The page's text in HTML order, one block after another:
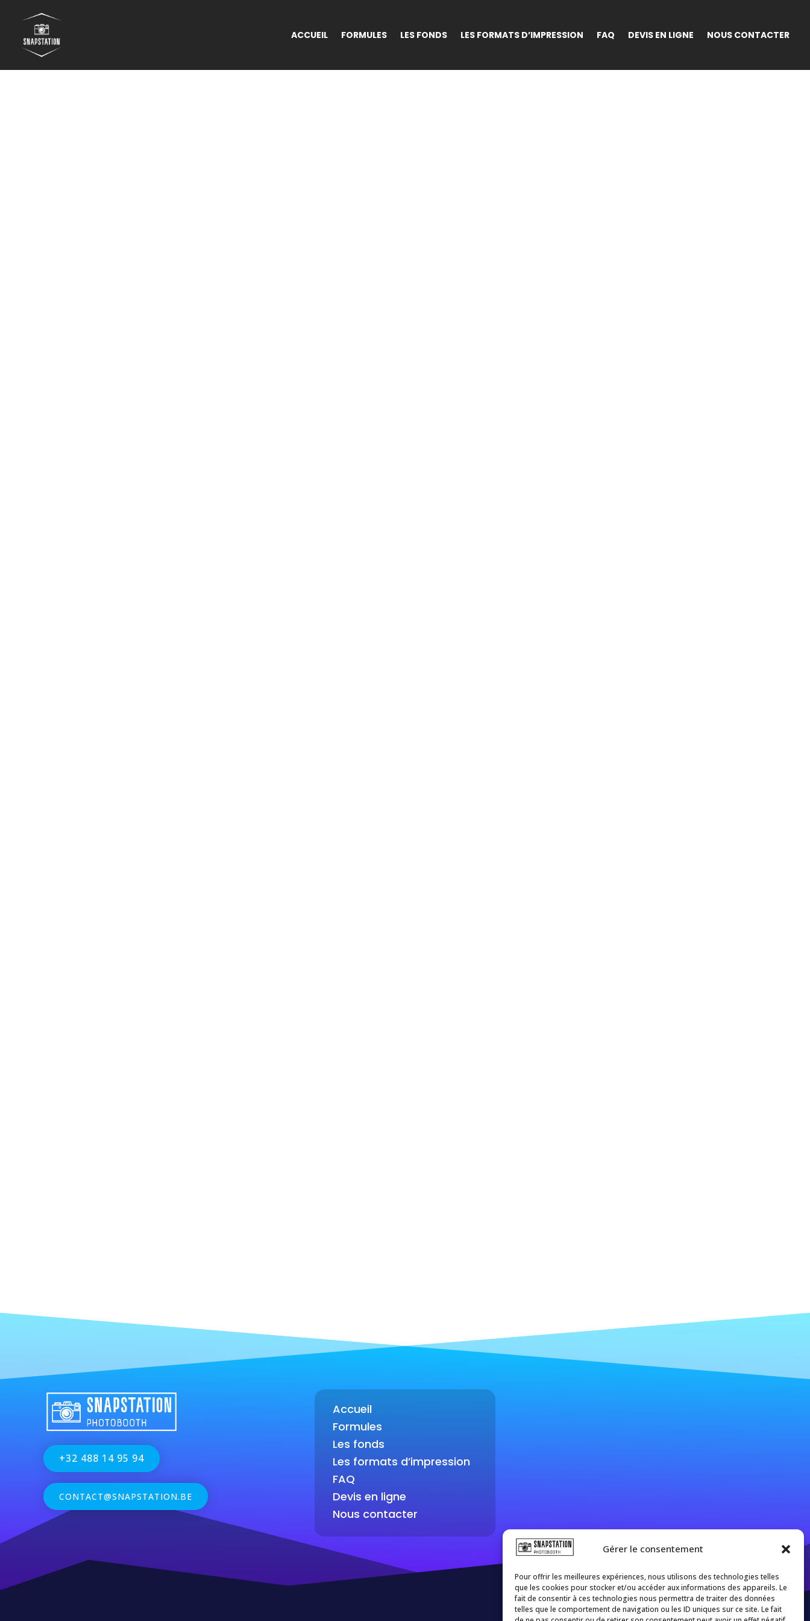
Gérer le consentement
Pour offrir les meilleures expériences, nous utilisons des technologies telles
que les cookies pour stocker et/ou accéder aux informations des appareils. Le
fait de consentir à ces technologies nous permettra de traiter des données
telles que le comportement de navigation ou les ID uniques sur ce site. Le fait
ACCUEIL FORMULES LES FONDS LES FORMATS D’IMPRESSION FAQ DEVIS EN LIGNE NOUS CONTACTER
+32 488 14 95 94
CONTACT@SNAPSTATION.BE
Accueil
Formules
Les fonds
Les formats d’impression
FAQ
Devis en ligne
Nous contacter